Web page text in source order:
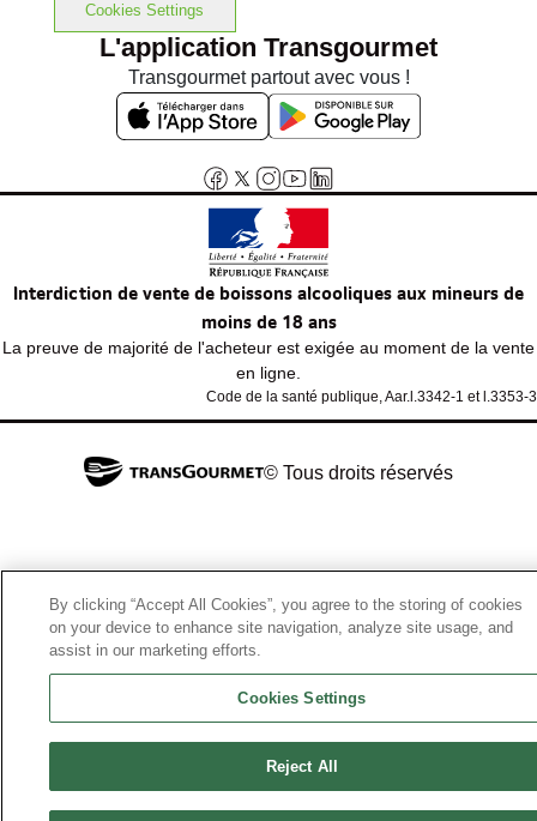
Cookies Settings
L'application Transgourmet
Transgourmet partout avec vous !
Interdiction de vente de boissons alcooliques aux mineurs de
moins de 18 ans
La preuve de majorité de l'acheteur est exigée au moment de la vente
en ligne.
Code de la santé publique, Aar.l.3342-1 et l.3353-3
© Tous droits réservés
By clicking “Accept All Cookies”, you agree to the storing of cookies
on your device to enhance site navigation, analyze site usage, and
assist in our marketing efforts.
Cookies Settings
Reject All